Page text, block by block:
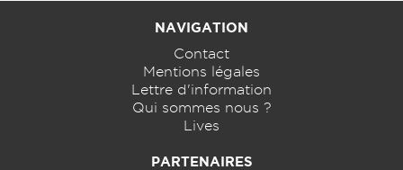
NAVIGATION
Contact
Mentions légales
Lettre d'information
Qui sommes nous ?
Lives
PARTENAIRES